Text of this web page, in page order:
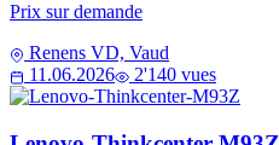
Prix sur demande
Renens VD, Vaud
11.06.2026
2'140 vues